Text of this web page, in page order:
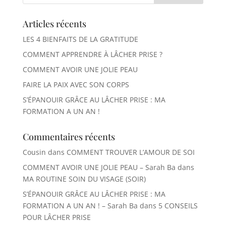
Articles récents
LES 4 BIENFAITS DE LA GRATITUDE
COMMENT APPRENDRE À LÂCHER PRISE ?
COMMENT AVOIR UNE JOLIE PEAU
FAIRE LA PAIX AVEC SON CORPS
S’ÉPANOUIR GRÂCE AU LÂCHER PRISE : MA
FORMATION A UN AN !
Commentaires récents
Cousin dans COMMENT TROUVER L’AMOUR DE SOI
COMMENT AVOIR UNE JOLIE PEAU – Sarah Ba dans
MA ROUTINE SOIN DU VISAGE (SOIR)
S’ÉPANOUIR GRÂCE AU LÂCHER PRISE : MA
FORMATION A UN AN ! – Sarah Ba dans 5 CONSEILS
POUR LÂCHER PRISE